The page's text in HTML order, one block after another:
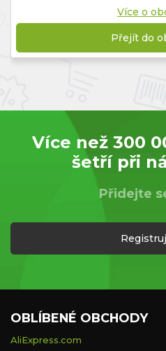
Více o
Přejít do
Více než 300
šetří při
Přidejte
OBLÍBENÉ OBCHODY
AliExpress.com